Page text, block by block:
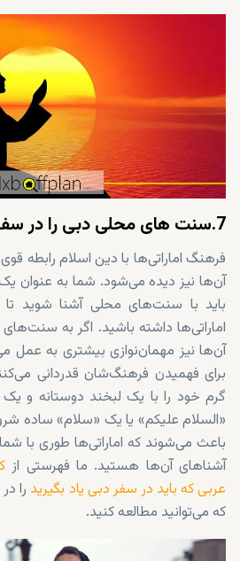
7.سنت های محلی دبی را در سفرتان رعایت کنید
فرهنگ اماراتی‌ها با دین اسلام رابطه
آن‌ها نیز دیده می‌شود. شما به عنوان
باید با سنت‌های محلی آشنا شوید تا
اماراتی‌ها داشته باشید. اگر به سنت‌های
آن‌ها نیز مهمان‌نوازی بیشتری به عمل
برای فهمیدن فرهنگ‌شان قدردانی
گرم خود را با یک لبخند دوستانه و
«السلام علیکم» یا یک «سلام» ساده
باعث می‌شوند که اماراتی‌ها طوری با شما
آشناهای آن‌ها هستید. ما فهرستی از
عربی که باید در سفر دبی یاد بگیرید را
که می‌توانید مطالعه کنید.